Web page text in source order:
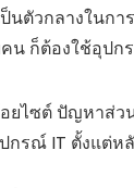
ตัวกลางในก
น ก็ต้องใช้อุป
ยไซต์ ปัญหาส่
รณ์ IT ตั้งแต่ห